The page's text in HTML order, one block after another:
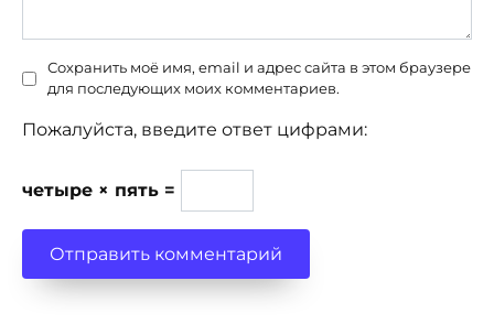
Сохранить моё имя, email и адрес сайта в этом браузере
для последующих моих комментариев.
Пожалуйста, введите ответ цифрами:
четыре × пять =